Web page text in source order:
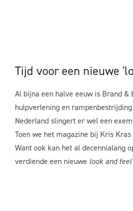
Tijd voor een nieuwe
Al bijna een halve eeuw is Brand
hulpverlening en
Nederland slingert er wel een
Toen we het magazine bij Kris
Want ook kan het al decennialang
verdiende een nieuwe look and feel